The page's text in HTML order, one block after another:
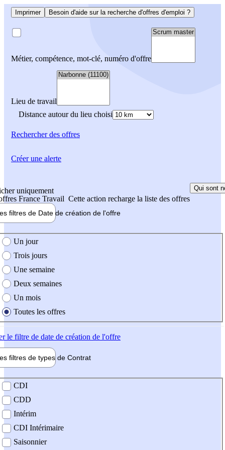
Imprimer Besoin d'aide sur la recherche d'offres d'emploi ?
Métier, compétence, mot-clé, numéro d'offre
Lieu de travail
Distance autour du lieu choisi
Rechercherdes offres
uniquement
France Travail Cette action recharge la liste des offres
Qui sont
filtres de Date de création de l'offre
création de l'offre
Un jour
Trois jours
Une semaine
Deux semaines
Un mois
Toutes les offres
le filtre de date de création de l'offre
filtres de types de Contrat
contrat
CDI
CDD
Intérim
CDI Intérimaire
Saisonnier
Créer une alerte